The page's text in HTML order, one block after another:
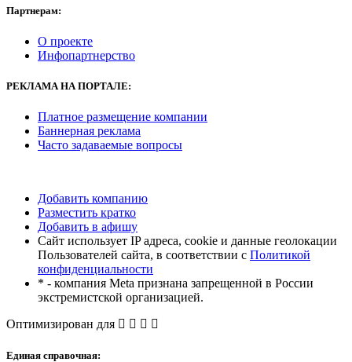
Партнерам:
О проекте
Инфопартнерство
РЕКЛАМАНА ПОРТАЛЕ:
Платное размещение компании
Баннерная реклама
Часто задаваемые вопросы
Добавить компанию
Разместить кратко
Добавить в афишу
Сайт использует IP адреса, cookie и данные геолокации
Пользователей сайта, в соответствии с Политикой
конфиденциальности
* - компания Meta признана запрещенной в России
экстремистской организацией.
Оптимизирован для
Единая справочная: